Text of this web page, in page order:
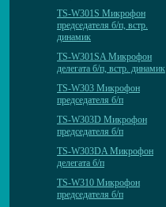
TS-W301S Микрофон
председателя б/п, встр.
динамик
TS-W301SA Микрофон
делегата б/п, встр. динамик
TS-W303 Микрофон
председателя б/п
TS-W303D Микрофон
председателя б/п
TS-W303DA Микрофон
делегата б/п
TS-W310 Микрофон
председателя б/п